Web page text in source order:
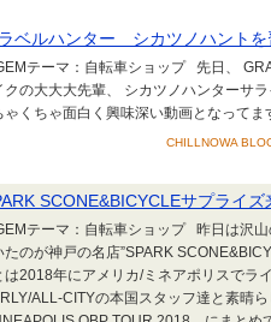
ラベルハンター シカツノハントを
テーマ：自転車ショップ 先日、
クの大大大先輩、 シカツノハンターサ
ゃくちゃ面白く興味深い動画となって
CHILLNOWA
SCONE&BICYCLEサプライズ
テーマ：自転車ショップ 昨日は沢
たのが神戸の名店”SPARK
は2018年にアメリカ/ミネアポリスでラ
ALL-CITYの本国スタッフ達と素晴